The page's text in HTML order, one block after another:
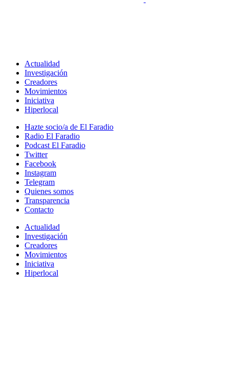
Actualidad
Investigación
Creadores
Movimientos
Iniciativa
Hiperlocal
Hazte socio/a de El Faradio
Radio El Faradio
Podcast El Faradio
Twitter
Facebook
Instagram
Telegram
Quienes somos
Transparencia
Contacto
Actualidad
Investigación
Creadores
Movimientos
Iniciativa
Hiperlocal